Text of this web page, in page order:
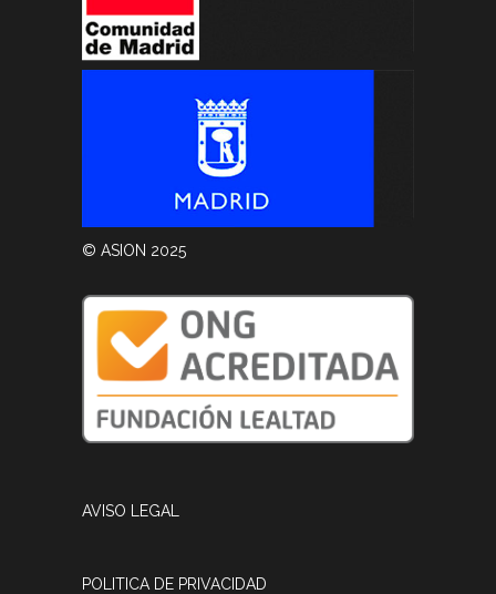
© ASION 2025
AVISO LEGAL
POLITICA DE PRIVACIDAD